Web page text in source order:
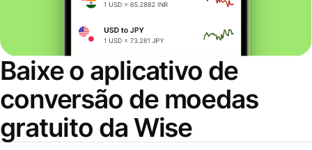
Baixe o aplicativo de
conversão de moedas
gratuito da Wise